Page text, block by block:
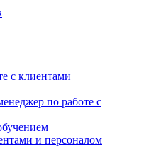
с клиентами
по работе с
и персоналом